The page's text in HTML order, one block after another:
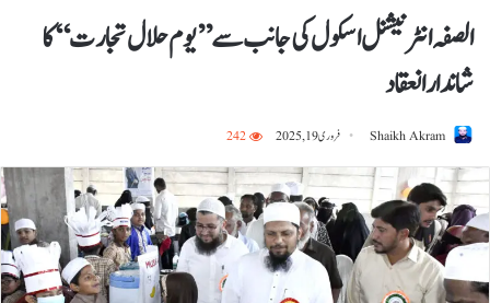
الصفہ انٹرنیشنل اسکول کی جانب سے ’’یوم حلال تجارت‘‘ کا
شاندار انعقاد
Shaikh Akram فروری 19, 2025 242